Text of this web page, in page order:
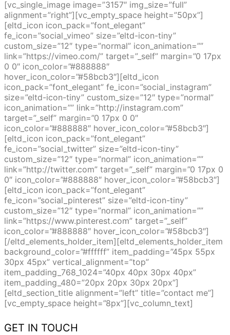
[vc_single_image image=”3157″ img_size=”full”
alignment=”right”][vc_empty_space height=”50px”]
[eltd_icon icon_pack=”font_elegant”
fe_icon=”social_vimeo” size=”eltd-icon-tiny”
custom_size=”12″ type=”normal” icon_animation=””
link=”https://vimeo.com/” target=”_self” margin=”0 17px
0 0″ icon_color=”#888888″
hover_icon_color=”#58bcb3″][eltd_icon
icon_pack=”font_elegant” fe_icon=”social_instagram”
size=”eltd-icon-tiny” custom_size=”12″ type=”normal”
icon_animation=”” link=”http://instagram.com”
target=”_self” margin=”0 17px 0 0″
icon_color=”#888888″ hover_icon_color=”#58bcb3″]
[eltd_icon icon_pack=”font_elegant”
fe_icon=”social_twitter” size=”eltd-icon-tiny”
custom_size=”12″ type=”normal” icon_animation=””
link=”http://twitter.com” target=”_self” margin=”0 17px 0
0″ icon_color=”#888888″ hover_icon_color=”#58bcb3″]
[eltd_icon icon_pack=”font_elegant”
fe_icon=”social_pinterest” size=”eltd-icon-tiny”
custom_size=”12″ type=”normal” icon_animation=””
link=”https://www.pinterest.com” target=”_self”
icon_color=”#888888″ hover_icon_color=”#58bcb3″]
[/eltd_elements_holder_item][eltd_elements_holder_item
background_color=”#ffffff” item_padding=”45px 55px
30px 45px” vertical_alignment=”top”
item_padding_768_1024=”40px 40px 30px 40px”
item_padding_480=”20px 20px 30px 20px”]
[eltd_section_title alignment=”left” title=”contact me”]
[vc_empty_space height=”8px”][vc_column_text]
GET IN TOUCH